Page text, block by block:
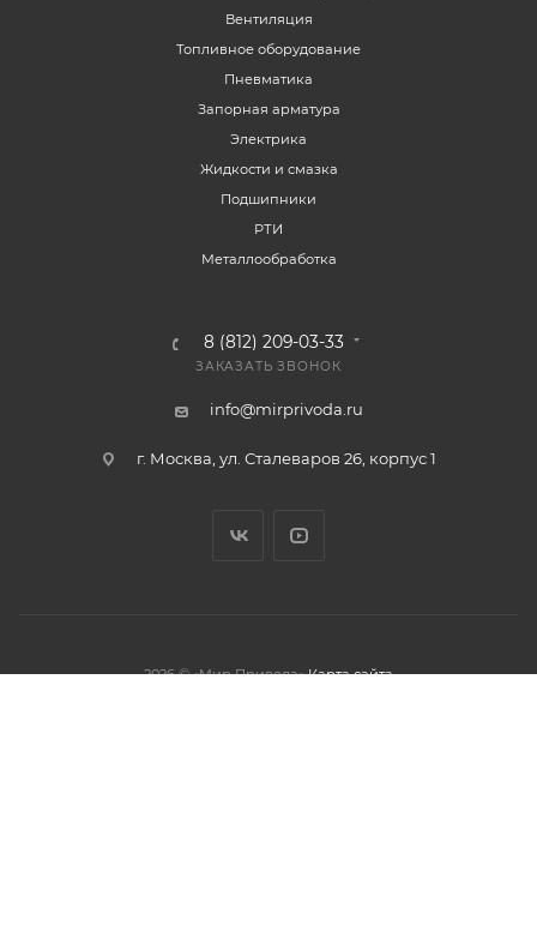
Вентиляция
Топливное оборудование
Пневматика
Запорная арматура
Электрика
Жидкости и смазка
Подшипники
РТИ
Металлообработка
8 (812) 209-03-33
ЗАКАЗАТЬ ЗВОНОК
info@mirprivoda.ru
г. Москва, ул. Сталеваров 26, корпус 1
2026 © «Мир Привода» Карта сайта